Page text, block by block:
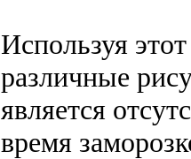
Используя
различные
является
время